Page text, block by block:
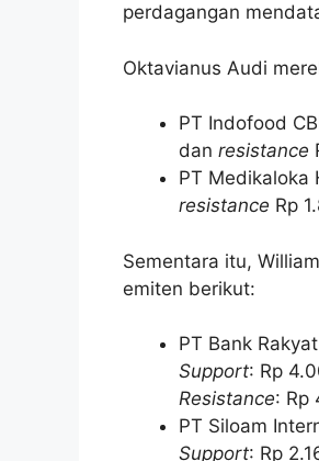
perdagangan
Oktavianus Audi
PT Indofood
dan resistance
PT Medikaloka
resistance Rp
Sementara itu,
emiten berikut:
PT Bank
Support: Rp
Resistance: Rp
PT Siloam
Support: Rp